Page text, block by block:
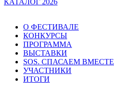
КАТАЛОГ 2026
О ФЕСТИВАЛЕ
КОНКУРСЫ
ПРОГРАММА
ВЫСТАВКИ
SOS. СПАСАЕМ ВМЕСТЕ
УЧАСТНИКИ
ИТОГИ